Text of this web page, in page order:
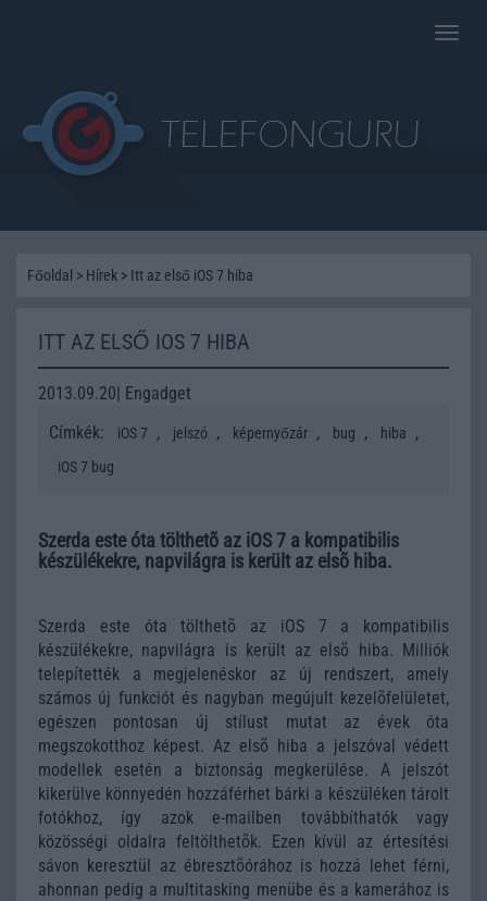
Toggle
Főoldal > Hírek > Itt az első iOS 7 hiba
ITT AZ ELSŐ IOS 7 HIBA
2013.09.20| Engadget
Címkék:
iOS 7 , jelszó , képernyőzár , bug , hiba ,
iOS 7 bug
Szerda este óta tölthetõ az iOS 7 a kompatibilis
készülékekre, napvilágra is került az elsõ hiba.
Szerda este óta tölthetõ az iOS 7 a kompatibilis
készülékekre, napvilágra is került az elsõ hiba. Milliók
telepítették a megjelenéskor az új rendszert, amely
számos új funkciót és nagyban megújult kezelõfelületet,
egészen pontosan új stílust mutat az évek óta
megszokotthoz képest. Az elsõ hiba a jelszóval védett
modellek esetén a biztonság megkerülése. A jelszót
kikerülve könnyedén hozzáférhet bárki a készüléken tárolt
fotókhoz, így azok e-mailben továbbíthatók vagy
közösségi oldalra feltölthetõk. Ezen kívül az értesítési
sávon keresztül az ébresztõórához is hozzá lehet férni,
ahonnan pedig a multitasking menübe és a kamerához is